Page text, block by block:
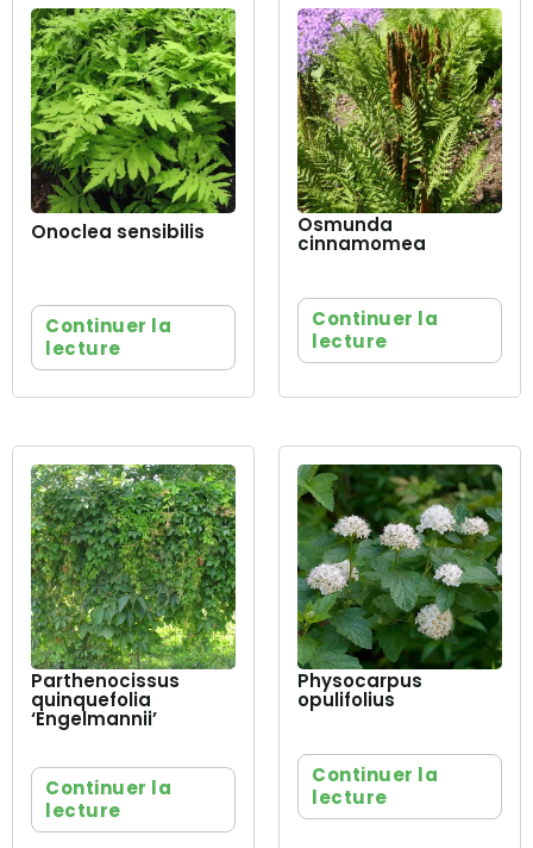
Onoclea sensibilis
Continuer la
lecture
Osmunda
cinnamomea
Continuer la
lecture
Parthenocissus
quinquefolia
‘Engelmannii’
Continuer la
lecture
Physocarpus
opulifolius
Continuer la
lecture